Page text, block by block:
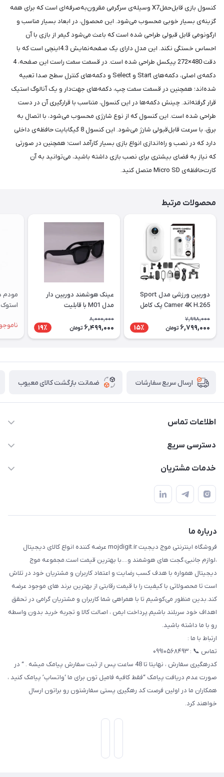
پیام
بگذارید.
ممنون
از
صبر
و
شکیبایی
شما
عزیزان
🌹
"دریافت
کدرهگیری
پستی(کلیک
ادامه
کنسول بازی قابل‌حملX7 وسیله‌ی سرگرمی مقرون‌به‌صرفه‌ای است که برای همه
گزینه‌ی بسیار خوبی محسوب می‌شود. این محصول، در ابعاد بسیار مناسب و
ارگونومی قابل قبولی طراحی شده است که باعث می‌شود گیمر از بازی با آن
احساس خستگی نکند. این مدل دارای یک صفحه‌نمایش 4.3اینچی است که با
دقت 480×272 پیکسل طراحی شده است. در قسمت سمت راست این صفحه، 4
دکمه‌ی اصلی، دکمه‌های Start و Select و دکمه‌های کنترل سطح صدا تعبیه
شده‌اند؛ همچنین در قسمت سمت چپ، دکمه‌های جهت‌دار و یک آنالوگ استیک
قرار گرفته‌اند. چینش دکمه‌ها در این کنسول، متناسب با قرارگیری آن در دست
طراحی شده است. این کنسول که از نوع شارژی محسوب می‌شود، با اتصال به
برق، با سرعت قابل‌قبولی شارژ می‌شود. این کنسول 8 گیگابایت حافظه‌ی داخلی
دارد که در نصب و راه‌اندازی انواع بازی بسیار کارآمد است؛ همچنین در صورتی
که نیاز به فضای بیشتری برای نصب بازی داشته باشید، می‌توانید به آن
کارت‌حافظه‌ی Micro SD متصل کنید.
محصولات مرتبط
دوربین ورزشی مدل Sport
Camer 4K H.265 پک کامل
7,998,000
6,799,000 تومان 15٪
عینک هوشمند دوربین دار
مدل M01 با قابلیت
فیلم‌برداری ۴K
8,000,000
6,499,000 تومان 19٪
ارسال سریع سفارشات ضمانت بازگشت کالای معیوب
اطلاعات تماس
واتساپ و تماس 09910568493
دسترسی سریع
حساب کاربری
درباره ما
تماس با ما
خدمات مشتریان
قوانین و مقررات
حریم خصوصی
درباره ما
فروشگاه اینترنتی موج دیجیت mojdigit.ir عرضه کننده انواع کالای دیجیتال
،لوازم جانبی،گجت های هوشمند و....با بهترین قیمت است.مجموعه موج
دیجیتال همواره با هدف کسب رضایت و اعتماد کاربران و مشتریان خود در تلاش
است تا محصولاتی با کیفیت را با قیمت رقابتی از بهترین برند های موجود عرضه
کند.بدین منظور می‌کوشیم تا با همراهی شما کاربران و مشتریان گرامی در تحقق
اهداف خود سربلند باشیم.پرداخت ایمن ، اصالت کالا و تجربه خرید بدون واسطه
رو با ما داشته باشید.
ارتباط با ما :
تماس 📞 : ۰۹۹۱۰۵۶۸۴۹۳
کدرهگیری سفارش ، نهایتا تا 48 ساعت پس از ثبت سفارش پیامک میشه . “ در
صورت عدم دریافت پیامک “فقط کافیه فامیل تون برای ما ‘واتساپ’ پیامک کنید ،
همکاران ما در اولین فرصت کد رهگیری پستی سفارشتون رو براتون ارسال
خواهند کرد.